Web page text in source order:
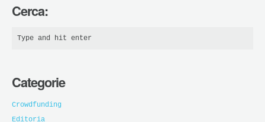
Cerca:
Categorie
Crowdfunding
Editoria